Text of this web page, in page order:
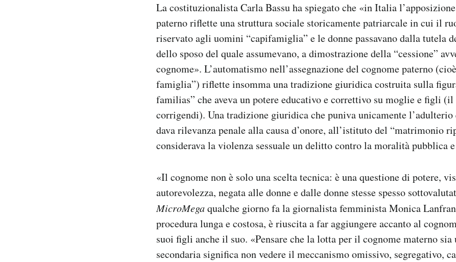
La costituzionalista Carla Bassu ha spiegato che «in Italia
paterno riflette una struttura sociale storicamente patriarcale in cui il
riservato agli uomini “capifamiglia” e le donne passavano dalla tutela
dello sposo del quale assumevano, a dimostrazione della “cessione”
cognome». L’automatismo nell’assegnazione del cognome paterno
famiglia”) riflette insomma una tradizione giuridica costruita sulla
familias” che aveva un potere educativo e correttivo su moglie e figli
corrigendi). Una tradizione giuridica che puniva unicamente
dava rilevanza penale alla causa d’onore, all’istituto del “matrimonio
considerava la violenza sessuale un delitto contro la moralità pubblica
«Il cognome non è solo una scelta tecnica: è una questione di potere,
autorevolezza, negata alle donne e dalle donne stesse spesso
MicroMegaqualche giorno fa la giornalista femminista Monica
procedura lunga e costosa, è riuscita a far aggiungere accanto al
suoi figli anche il suo. «Pensare che la lotta per il cognome materno sia
secondaria significa non vedere il meccanismo omissivo, segregativo,